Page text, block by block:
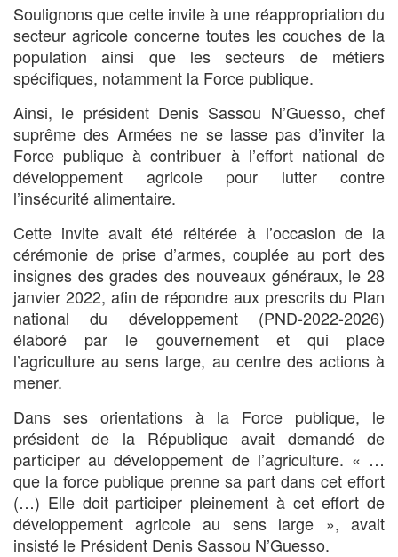
Soulignons que cette invite à une réappropriation du
secteur agricole concerne toutes les couches de la
population ainsi que les secteurs de métiers
spécifiques, notamment la Force publique.
Ainsi, le président Denis Sassou N’Guesso, chef
suprême des Armées ne se lasse pas d’inviter la
Force publique à contribuer à l’effort national de
développement agricole pour lutter contre
l’insécurité alimentaire.
Cette invite avait été réitérée à l’occasion de la
cérémonie de prise d’armes, couplée au port des
insignes des grades des nouveaux généraux, le 28
janvier 2022, afin de répondre aux prescrits du Plan
national du développement (PND-2022-2026)
élaboré par le gouvernement et qui place
l’agriculture au sens large, au centre des actions à
mener.
Dans ses orientations à la Force publique, le
président de la République avait demandé de
participer au développement de l’agriculture. « …
que la force publique prenne sa part dans cet effort
(…) Elle doit participer pleinement à cet effort de
développement agricole au sens large », avait
insisté le Président Denis Sassou N’Guesso.